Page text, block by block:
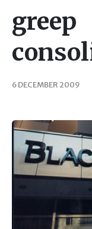
greep
6 DECEMBER 2009